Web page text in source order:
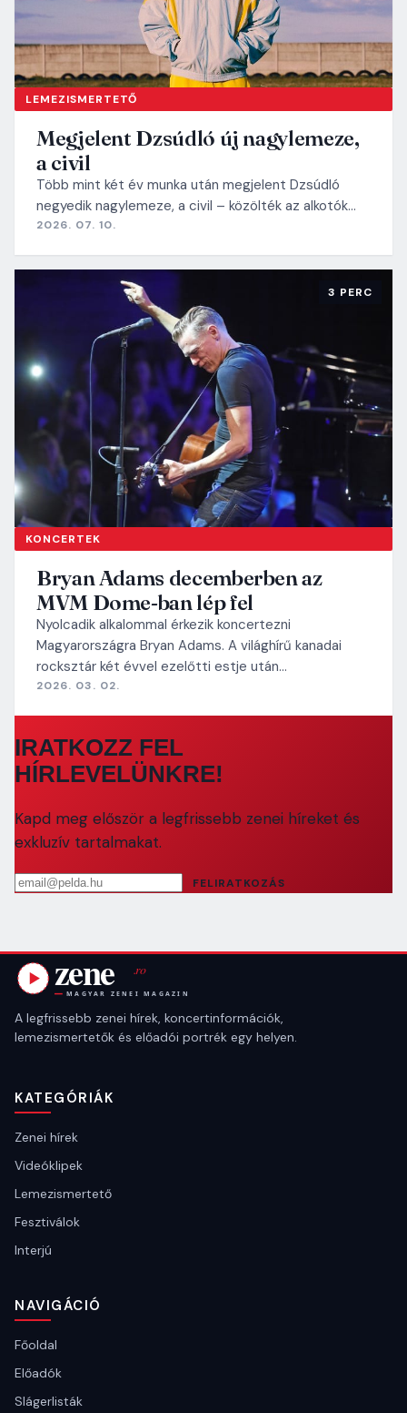
LEMEZISMERTETŐ
Megjelent Dzsúdló új nagylemeze,
a civil
Több mint két év munka után megjelent Dzsúdló
negyedik nagylemeze, a civil – közölték az alkotók…
2026. 07. 10.
KONCERTEK
3 PERC
Bryan Adams decemberben az
MVM Dome-ban lép fel
Nyolcadik alkalommal érkezik koncertezni
Magyarországra Bryan Adams. A világhírű kanadai
rocksztár két évvel ezelőtti estje után…
2026. 03. 02.
IRATKOZZ FEL
HÍRLEVELÜNKRE!
Kapd meg először a legfrissebb zenei híreket és
exkluzív tartalmakat.
Email cím
FELIRATKOZÁS
A legfrissebb zenei hírek, koncertinformációk,
lemezismertetők és előadói portrék egy helyen.
KATEGÓRIÁK
Zenei hírek
Videóklipek
Lemezismertető
Fesztiválok
Interjú
NAVIGÁCIÓ
Főoldal
Előadók
Slágerlisták